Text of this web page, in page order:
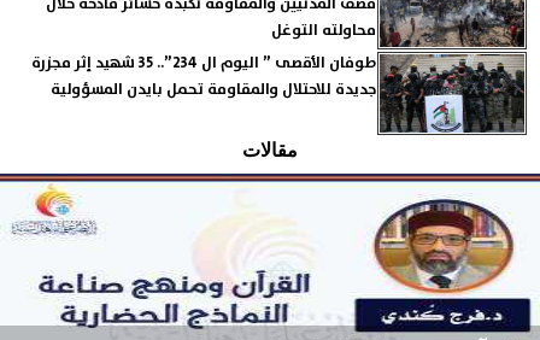
محاولته التوغل
طوفان الأقصى ” اليوم ال 234”.. 35 شهيد إثر مجزرة
جديدة للاحتلال والمقاومة تحمل بايدن المسؤولية
مقالات